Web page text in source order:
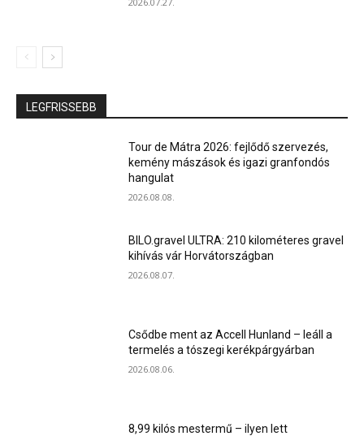
LEGFRISSEBB
Tour de Mátra 2026: fejlődő szervezés,
kemény mászások és igazi granfondós
hangulat
2026.08.08.
BILO.gravel ULTRA: 210 kilométeres gravel
kihívás vár Horvátországban
2026.08.07.
Csődbe ment az Accell Hunland – leáll a
termelés a tószegi kerékpárgyárban
2026.08.06.
8,99 kilós mestermű – ilyen lett